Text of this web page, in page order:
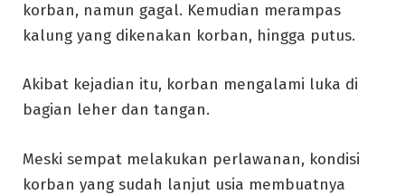
korban, namun gagal. Kemudian merampas
kalung yang dikenakan korban, hingga putus.
Akibat kejadian itu, korban mengalami luka di
bagian leher dan tangan.
Meski sempat melakukan perlawanan, kondisi
korban yang sudah lanjut usia membuatnya